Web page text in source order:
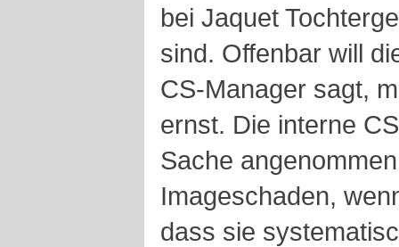
bei Jaquet
sind. Offenbar will
CS-Manager sagt,
ernst. Die interne
Sache
Imageschaden,
dass sie